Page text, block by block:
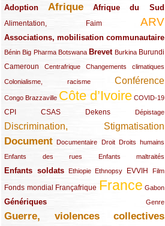
Adoption
(82/289) Afrique
(161/289) Afrique du Sud
(73/289)
Alimentation, Faim
(48/289) ARV
(203/289)
Associations, mobilisation communautaire
(65/289)
Bénin
(13/289)Big Pharma
(16/289) Botswana
(9/289) Brevet
(83/289) Burkina
(18/289) Burundi
(30/289)
Cameroun
(47/289) Centrafrique
(23/289) Changements climatiques
(10/289)
Colonialisme, racisme
(19/289) Conférence
(118/289)
Congo Brazzaville
(24/289) Côte d’Ivoire
(263/289) COVID-19
(13/289)
CPI
(48/289) CSAS
(32/289) Dekens
(29/289) Dépistage
(19/289)
Discrimination, Stigmatisation
(131/289)
Document
(145/289) Documentaire
(9/289) Droit
(20/289) Droits humains
(22/289)
Enfants des rues
(21/289) Enfants maltraités
(10/289)
Enfants soldats
(68/289) Ethiopie
(12/289) Ethnopsy
(15/289) EVVIH
(55/289) Film
(22/289)
Fonds mondial
(48/289) Françafrique
(39/289) France
(289/289) Gabon
(12/289)
Génériques
(59/289) Genre
(22/289)
Guerre, violences collectives
(149/289)